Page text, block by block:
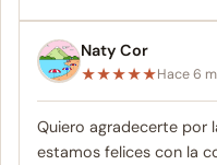
Naty Cor
★★★★★Hace 6
Quiero agradecerte por
estamos felices con la